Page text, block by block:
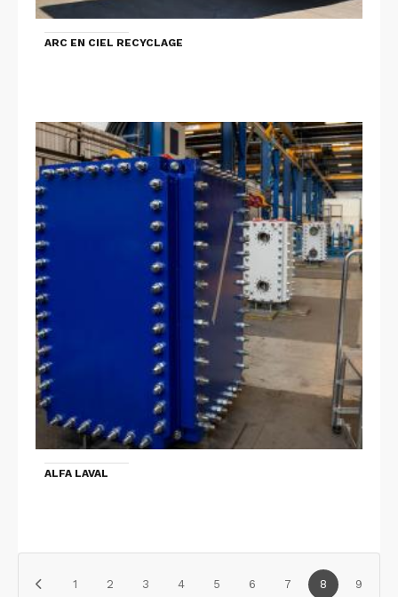
ARC EN CIEL RECYCLAGE
ALFA LAVAL
1 2 3 4 5 6 7 8 9